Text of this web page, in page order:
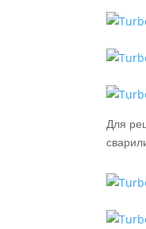
Для